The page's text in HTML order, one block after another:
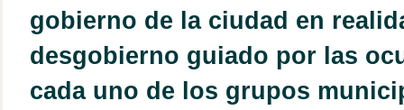
gobierno de la ciudad en
desgobierno guiado por las
cada uno de los grupos